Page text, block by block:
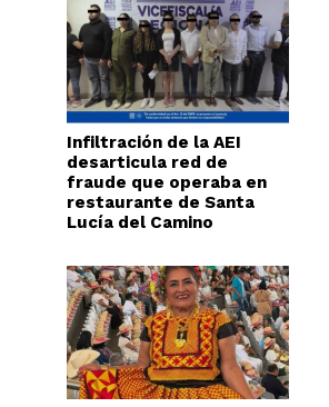
Infiltración de la AEI
desarticula red de
fraude que operaba en
restaurante de Santa
Lucía del Camino